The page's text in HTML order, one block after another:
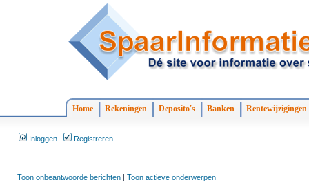
Home Rekeningen Deposito's Banken Rentewijzigingen
Inloggen Registreren
Toon onbeantwoorde berichten | Toon actieve onderwerpen